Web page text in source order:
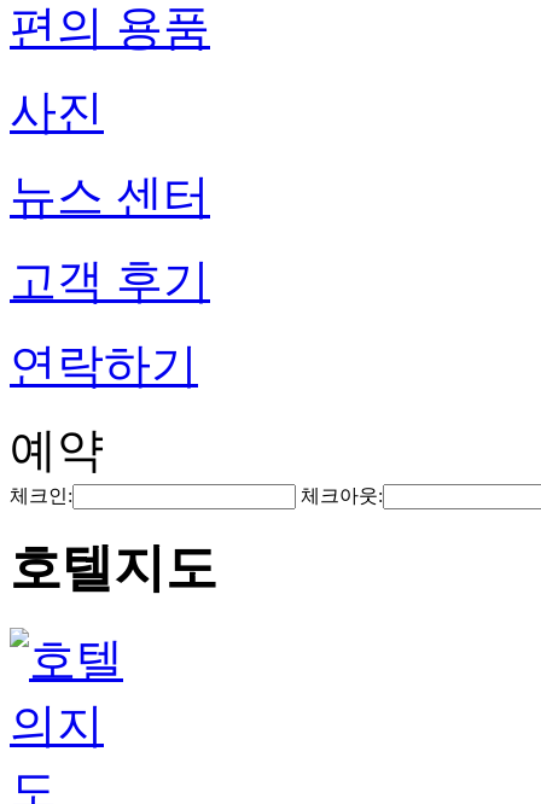
편의 용품
사진
뉴스 센터
고객 후기
연락하기
예약
체크인: 체크아웃:
호텔지도